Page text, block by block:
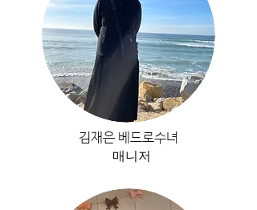
김재은 베드로수녀
매니저